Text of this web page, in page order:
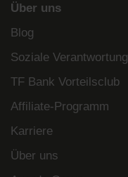
Über uns
Blog
Soziale Verantwortung
TF Bank Vorteilsclub
Affiliate-Programm
Karriere
Über uns